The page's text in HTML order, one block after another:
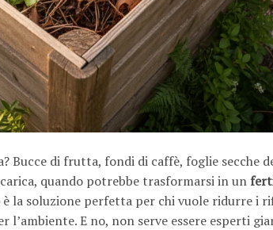
Bucce di frutta, fondi di caffè, foglie secche
quando potrebbe trasformarsi in un
è la soluzione perfetta per chi vuole ridurre i
E no, non serve essere esperti